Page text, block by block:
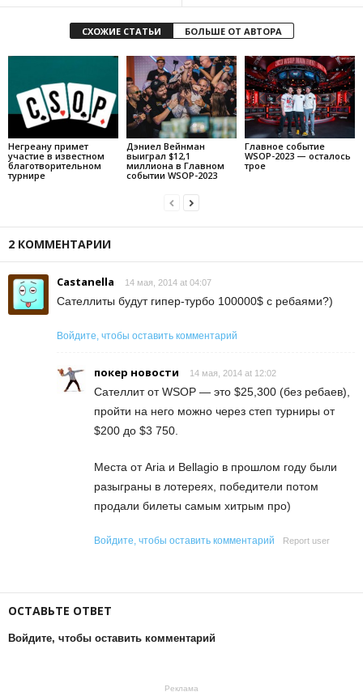
СХОЖИЕ СТАТЬИ БОЛЬШЕ ОТ АВТОРА
Негреану примет
участие в известном
благотворительном
турнире
Дэниел Вейнман
выиграл $12,1
миллиона в Главном
событии WSOP-2023
Главное событие
WSOP-2023 — осталось
трое
2 КОММЕНТАРИИ
Castanella 14 мая, 2014 at 04:07
Сателлиты будут гипер-турбо 100000$ с ребаями?)
Войдите, чтобы оставить комментарий
покер новости 14 мая, 2014 at 12:02
Сателлит от WSOP — это $25,300 (без ребаев),
пройти на него можно через степ турниры от
$200 до $3 750.
Места от Aria и Bellagio в прошлом году были
разыграны в лотереях, победители потом
продали билеты самым хитрым про)
Войдите, чтобы оставить комментарий Report user
ОСТАВЬТЕ ОТВЕТ
Войдите, чтобы оставить комментарий
Реклама